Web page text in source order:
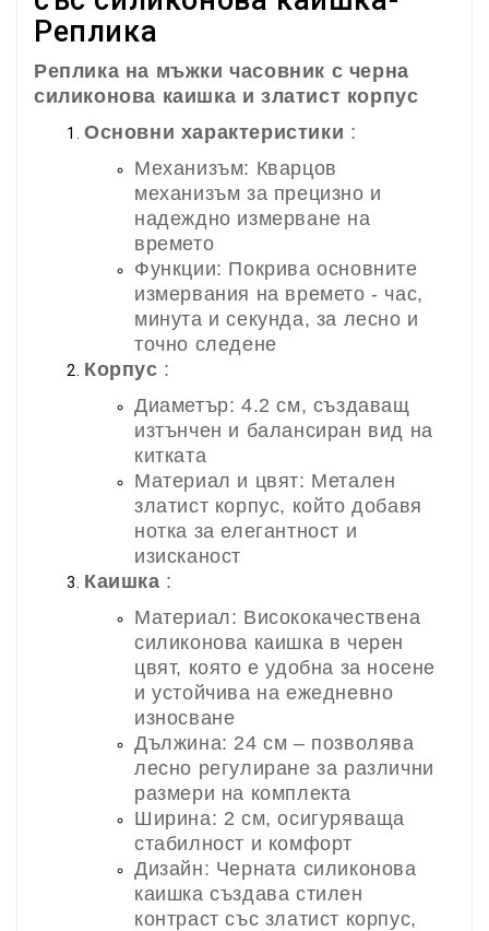
Реплика
Реплика на мъжки часовник с черна
силиконова каишка и златист корпус
Основни характеристики :
Механизъм: Кварцов
механизъм за прецизно и
надеждно измерване на
времето
Функции: Покрива основните
измервания на времето - час,
минута и секунда, за лесно и
точно следене
Корпус :
Диаметър: 4.2 см, създаващ
изтънчен и балансиран вид на
китката
Материал и цвят: Метален
златист корпус, който добавя
нотка за елегантност и
изисканост
Каишка :
Материал: Висококачествена
силиконова каишка в черен
цвят, която е удобна за носене
и устойчива на ежедневно
износване
Дължина: 24 см – позволява
лесно регулиране за различни
размери на комплекта
Ширина: 2 см, осигуряваща
стабилност и комфорт
Дизайн: Черната силиконова
каишка създава стилен
контраст със златист корпус,